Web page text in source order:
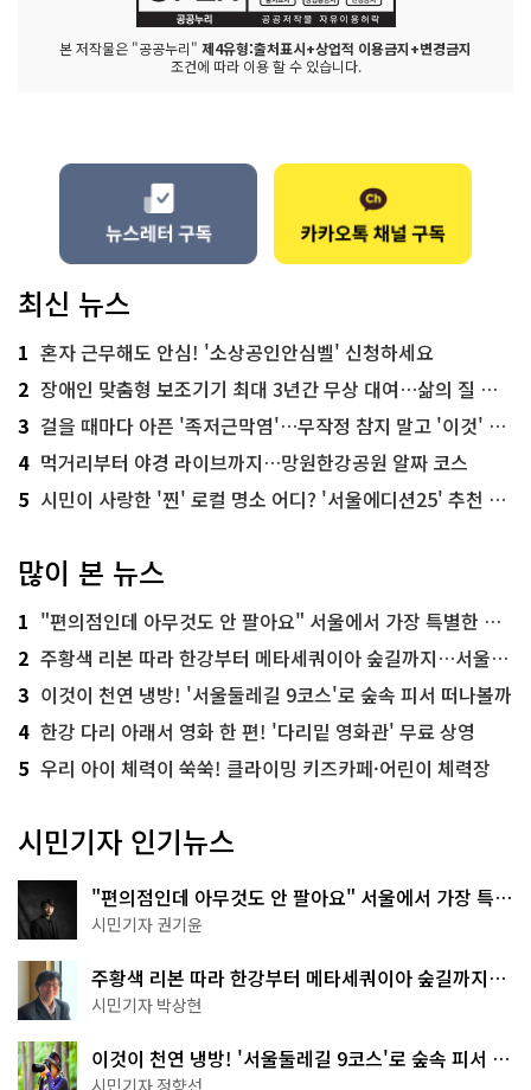
본 저작물은 "공공누리" 제4유형:출처표시+상업적 이용금지+변경금지
조건에 따라 이용 할 수 있습니다.
최신 뉴스
1 혼자 근무해도 안심! '소상공인안심벨' 신청하세요
2 장애인 맞춤형 보조기기 최대 3년간 무상 대여…삶의 질 높인다
3 걸을 때마다 아픈 '족저근막염'…무작정 참지 말고 '이것' 해보세요!
4 먹거리부터 야경 라이브까지…망원한강공원 알짜 코스
5 시민이 사랑한 '찐' 로컬 명소 어디? '서울에디션25' 추천 코스
많이 본 뉴스
1 "편의점인데 아무것도 안 팔아요" 서울에서 가장 특별한 편의점의 정체
2 주황색 리본 따라 한강부터 메타세쿼이아 숲길까지…서울둘레길 15코스
3 이것이 천연 냉방! '서울둘레길 9코스'로 숲속 피서 떠나볼까
4 한강 다리 아래서 영화 한 편! '다리밑 영화관' 무료 상영
5 우리 아이 체력이 쑥쑥! 클라이밍 키즈카페·어린이 체력장
시민기자 인기뉴스
"편의점인데 아무것도 안 팔아요" 서울에서 가장 특별
한 편의점의 정체
시민기자 권기윤
주황색 리본 따라 한강부터 메타세쿼이아 숲길까지…
서울둘레길 15코스
시민기자 박상현
이것이 천연 냉방! '서울둘레길 9코스'로 숲속 피서 떠
나볼까
시민기자 정향선